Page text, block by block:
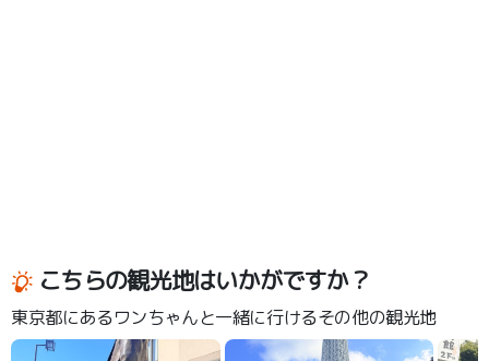
こちらの観光地はいかがですか？
東京都にあるワンちゃんと一緒に行けるその他の観光地